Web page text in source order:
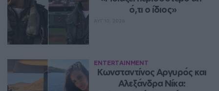
ό,τι ο ίδιος»
ENTERTAINMENT
Κωνσταντίνος Αργυρός και
Αλεξάνδρα Νίκα: